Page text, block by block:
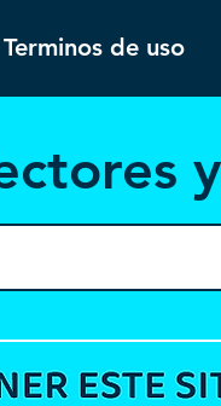
Terminos de uso